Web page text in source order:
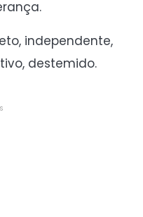
independente,
destemido.